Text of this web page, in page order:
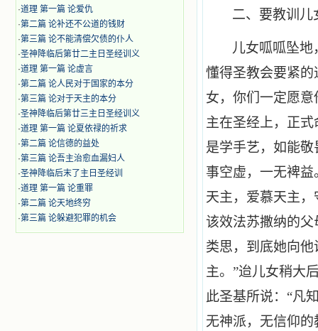
·道理 第一篇 论爱仇
·第二篇 论补还不公道的钱财
·第三篇 论不能清偿欠债的仆人
·圣神降临后第廿二主日圣经训义
·道理 第一篇 论虚言
·第二篇 论人民对于国家的本分
·第三篇 论对于天主的本分
·圣神降临后第廿三主日圣经训义
·道理 第一篇 论夏依禄的祈求
·第二篇 论信德的益处
·第三篇 论吾主治愈血漏妇人
·圣神降临后末了主日圣经训
·道理 第一篇 论重罪
·第二篇 论天地终穷
·第三篇 论躲避犯罪的机会
二、要教训儿
儿女呱呱坠
懂得圣教会要紧
女，你们一定愿
主在圣经上，正
是学手艺，如能
事空虚，一无裨
天主，爱慕天主
该效法苏撒纳的
类思，到底她向
主。”迨儿女稍大
此圣基所说：“凡
无神派，无信仰